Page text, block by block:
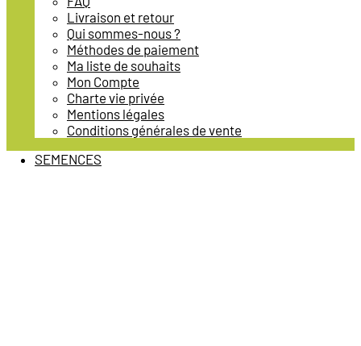
Livraison et retour
Qui sommes-nous ?
Méthodes de paiement
Ma liste de souhaits
Mon Compte
Charte vie privée
Mentions légales
Conditions générales de vente
SEMENCES